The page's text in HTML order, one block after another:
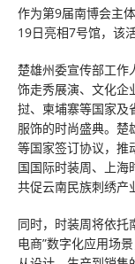
作为第9届南博会主
19日亮相7号馆，该
楚雄州委宣传部工作
饰走秀展演、文化企
挝、柬埔寨等国家及
服饰的时尚盛典。楚
等国家签订协议，推
国国际时装周、上海
共促云南民族刺绣产
同时，时装周将依托
电商”数字化应用场